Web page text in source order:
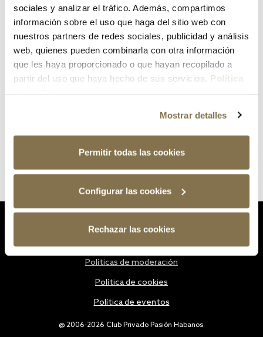
sociales y analizar el tráfico. Además, compartimos
información sobre el uso que haga del sitio web con
nuestros partners de redes sociales, publicidad y análisis
web, quienes pueden combinarla con otra información
que les haya proporcionado o que hayan recopilado a
partir del uso que haya hecho de sus servicios. Política
Mostrar detalles
Permitir todas las cookies
Configurar las cookies
Rechazar las cookies
¿Has olvidado tu contraseña?
@ 2006-2026 Club Privado Pasión Habanos.
Políticas de moderación
Política de cookies
Política de eventos